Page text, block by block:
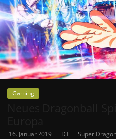
Gaming
16. Januar 2019 DT Super